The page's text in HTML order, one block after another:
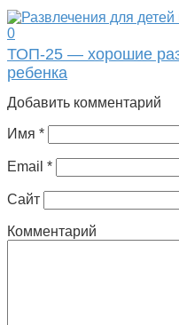
0
ТОП-25 — хорошие
ребенка
Добавить комментарий
Имя *
Email *
Сайт
Комментарий